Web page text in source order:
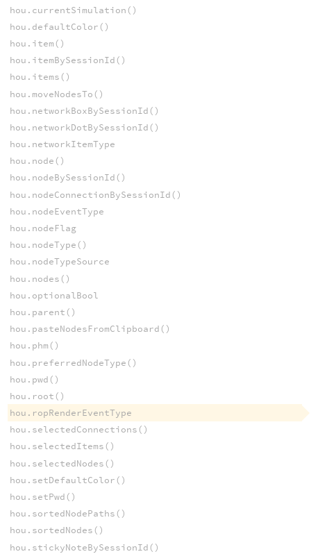
hou.currentSimulation()
hou.defaultColor()
hou.item()
hou.itemBySessionId()
hou.items()
hou.moveNodesTo()
hou.networkBoxBySessionId()
hou.networkDotBySessionId()
hou.networkItemType
hou.node()
hou.nodeBySessionId()
hou.nodeConnectionBySessionId()
hou.nodeEventType
hou.nodeFlag
hou.nodeType()
hou.nodeTypeSource
hou.nodes()
hou.optionalBool
hou.parent()
hou.pasteNodesFromClipboard()
hou.phm()
hou.preferredNodeType()
hou.pwd()
hou.root()
hou.ropRenderEventType
hou.selectedConnections()
hou.selectedItems()
hou.selectedNodes()
hou.setDefaultColor()
hou.setPwd()
hou.sortedNodePaths()
hou.sortedNodes()
hou.stickyNoteBySessionId()